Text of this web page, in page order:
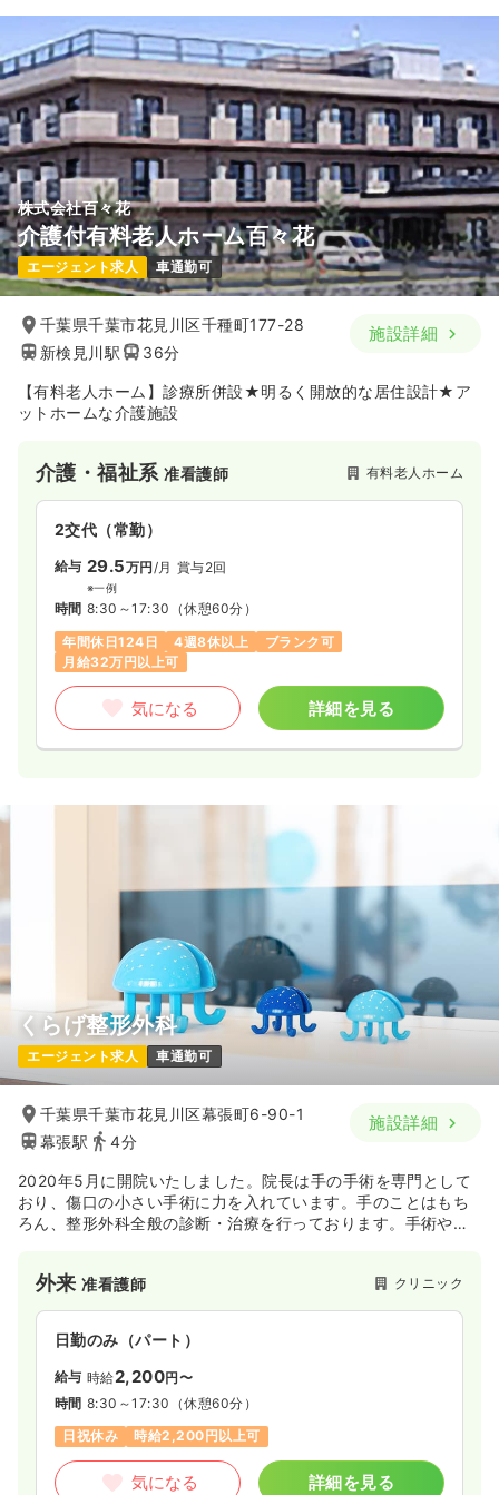
株式会社百々花
介護付有料老人ホーム百々花
エージェント求人 車通勤可
千葉県千葉市花見川区千種町177-28
新検見川駅
36分
施設詳細
【有料老人ホーム】診療所併設★明るく開放的な居住設計★ア
ットホームな介護施設
介護・福祉系准看護師 有料老人ホーム
2交代（常勤）
給与 29.5万円/月 賞与2回
※一例
時間 8:30～17:30 （休憩60分）
年間休日124日
4週8休以上
ブランク可
月給32万円以上可
気になる 詳細を見る
くらげ整形外科
エージェント求人 車通勤可
千葉県千葉市花見川区幕張町6-90-1
幕張駅
4分
施設詳細
2020年5月に開院いたしました。院長は手の手術を専門として
おり、傷口の小さい手術に力を入れています。手のことはもち
ろん、整形外科全般の診断・治療を行っております。手術や注
外来准看護師 クリニック
日勤のみ（パート）
給与 時給2,200円〜
時間 8:30～17:30 （休憩60分）
日祝休み
時給2,200円以上可
気になる 詳細を見る